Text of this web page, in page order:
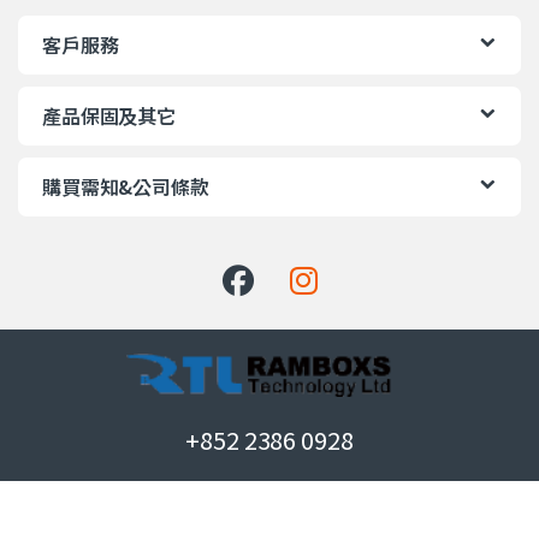
客戶服務
產品保固及其它
購買需知&公司條款
+852 2386 0928